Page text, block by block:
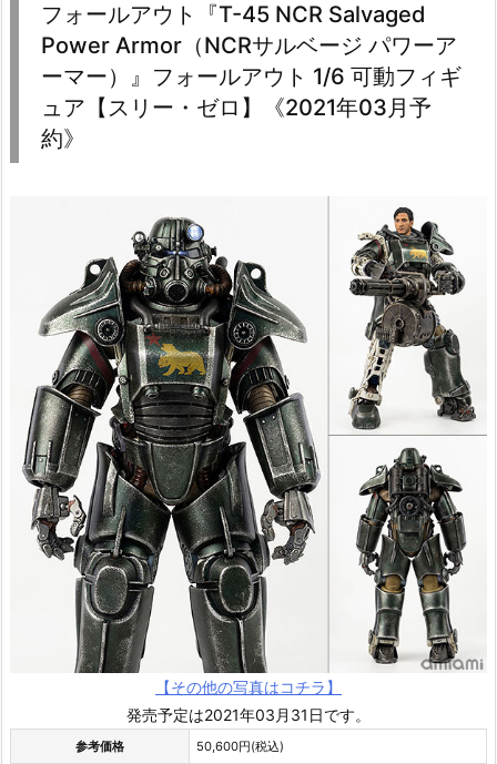
フォールアウト『T-45 NCR Salvaged
Power Armor（NCRサルベージ パワーア
ーマー）』フォールアウト 1/6 可動フィギ
ュア【スリー・ゼロ】《2021年03月予
約》
【その他の写真はコチラ】
発売予定は2021年03月31日です。
参考価格 50,600円(税込)